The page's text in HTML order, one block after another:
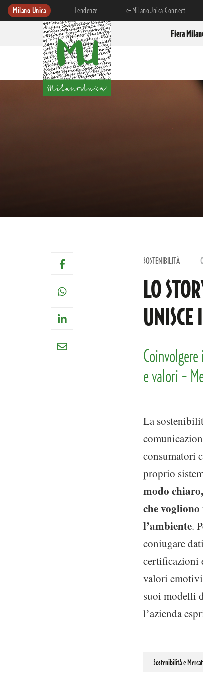
Milano Unica Tendenze e-MilanoUnica Connect
Fiera
SOSTENIBILITÀ
LO
UNISCE
e valori -
La
consumatori
proprio
modo
che
l’ambiente.
coniugare
certificazioni
valori
suoi modelli
l’azienda
Sostenibilità e